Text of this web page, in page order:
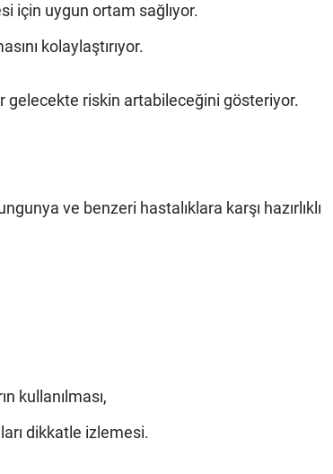
için uygun ortam sağlıyor.
kolaylaştırıyor.
gelecekte riskin artabileceğini gösteriyor.
ve benzeri hastalıklara karşı hazırlıklı
kullanılması,
dikkatle izlemesi.